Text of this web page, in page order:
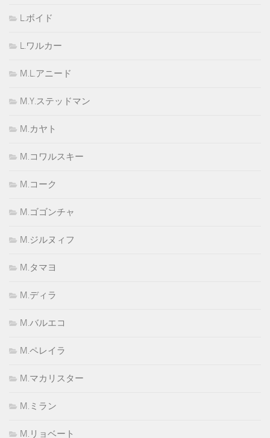
L.ボイド
L.ワルカー
M.L.アニード
M.Y.ステッドマン
M.カヤト
M.コワルスキー
M.コーク
M.ゴゴンチャ
M.ジルヌィフ
M.タマヨ
M.ディラ
M.バルエコ
M.ペレイラ
M.マカリスター
M.ミラン
M.リョベート